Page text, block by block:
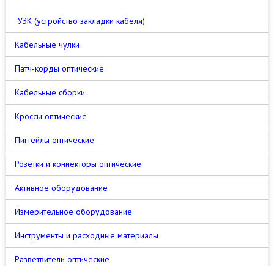
УЗК (устройство закладки кабеля)
Кабельные чулки
Патч-корды оптические
Кабельные сборки
Кроссы оптические
Пигтейлы оптические
Розетки и коннекторы оптические
Активное оборудование
Измерительное оборудование
Инструменты и расходные материалы
Разветвители оптические